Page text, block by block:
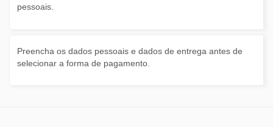
pessoais.
Preencha os dados pessoais e dados de entrega antes de
selecionar a forma de pagamento.